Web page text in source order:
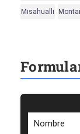
Misahualli
Nombre